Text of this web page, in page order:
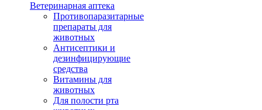
Ветеринарная аптека
Противопаразитарные
препараты для
животных
Антисептики и
дезинфицирующие
средства
Витамины для
животных
Для полости рта